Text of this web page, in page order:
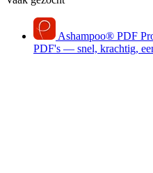
Ashampoo® PDF
PDF's — snel, krachtig,